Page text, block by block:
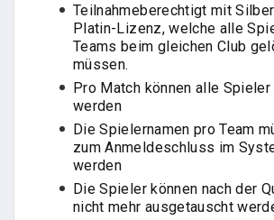
Teilnahmeberechtigt mit
Platin-Lizenz, welche alle
Teams beim gleichen Club
müssen.
Pro Match können alle
werden
Die Spielernamen pro Team
zum Anmeldeschluss im
werden
Die Spieler können nach der
nicht mehr ausgetauscht